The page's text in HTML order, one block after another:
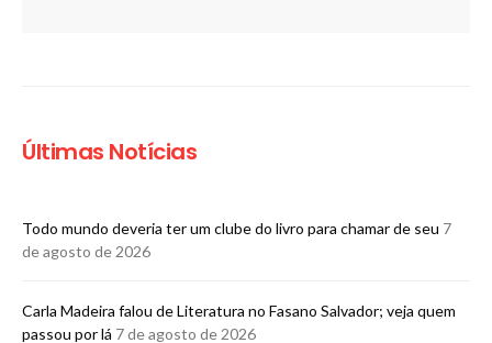
Últimas Notícias
Todo mundo deveria ter um clube do livro para chamar de seu 7
de agosto de 2026
Carla Madeira falou de Literatura no Fasano Salvador; veja quem
passou por lá 7 de agosto de 2026